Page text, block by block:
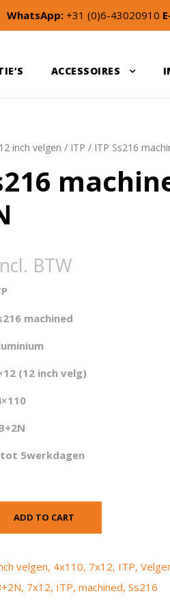
WhatsApp: +31 (0)6-43020910
ACCESSOIRES
12 inch velgen / ITP / ITP Ss216
BTW
machined
(12 inch velg)
5werkdagen
ADD TO CART
velgen, 4x110, 7x12, ITP,
, 7x12, ITP,machined,Ss216